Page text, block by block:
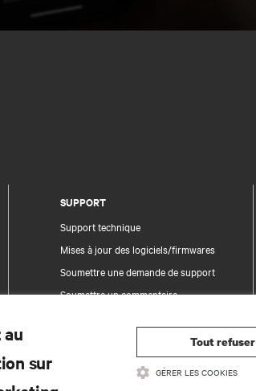
SUPPORT
Support technique
Mises à jour des logiciels/firmwares
Soumettre une demande de support
Soumettre un commentaire
Sécurité des informations et des produits
au
sur
Tout refuser
GÉRER LES COOKIES